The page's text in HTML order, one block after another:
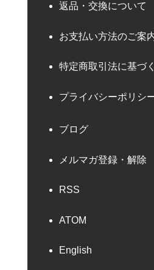
返品・交換について
お支払い方法のご案
特定商取引法に基づ
プライバシーポリシ
ブログ
メルマガ登録・解除
RSS
ATOM
English